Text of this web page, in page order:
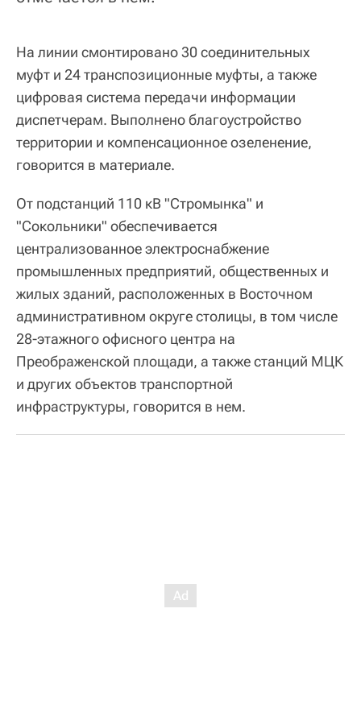
На линии смонтировано 30 соединительных
муфт и 24 транспозиционные муфты, а также
цифровая система передачи информации
диспетчерам. Выполнено благоустройство
территории и компенсационное озеленение,
говорится в материале.
От подстанций 110 кВ "Стромынка" и
"Сокольники" обеспечивается
централизованное электроснабжение
промышленных предприятий, общественных и
жилых зданий, расположенных в Восточном
административном округе столицы, в том числе
28-этажного офисного центра на
Преображенской площади, а также станций МЦК
и других объектов транспортной
инфраструктуры, говорится в нем.